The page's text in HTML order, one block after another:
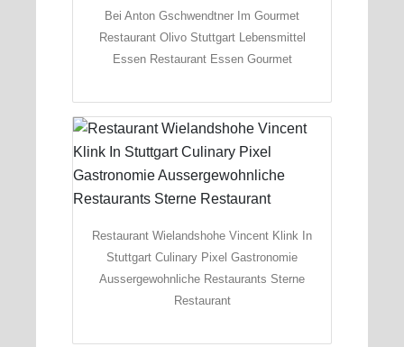
Bei Anton Gschwendtner Im Gourmet
Restaurant Olivo Stuttgart Lebensmittel
Essen Restaurant Essen Gourmet
Restaurant Wielandshohe Vincent Klink In
Stuttgart Culinary Pixel Gastronomie
Aussergewohnliche Restaurants Sterne
Restaurant